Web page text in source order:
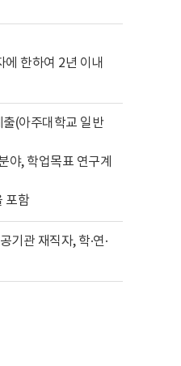
한하여 2년 이내
(아주대학교 일반
야, 학업목표 연구계
포함
기관 재직자, 학·연·